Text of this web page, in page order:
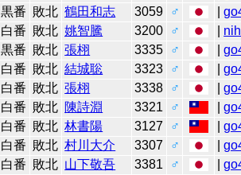
黒番 敗北 鶴田和志 3059 ♂ |
白番 敗北 姚智騰 3200 ♂
黒番 敗北 張栩 3335 ♂ |
白番 敗北 結城聡 3323 ♂ |
白番 敗北 張栩 3338 ♂ |
白番 敗北 陳詩淵 3321 ♂ |
白番 敗北 林書陽 3127 ♂ |
白番 敗北 村川大介 3307 ♂ |
白番 敗北 山下敬吾 3381 ♂ |